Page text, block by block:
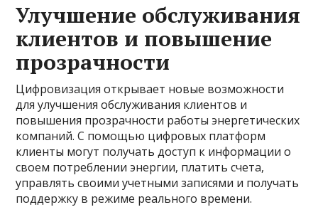
Улучшение обслуживания
клиентов и повышение
прозрачности
Цифровизация открывает новые возможности
для улучшения обслуживания клиентов и
повышения прозрачности работы энергетических
компаний. С помощью цифровых платформ
клиенты могут получать доступ к информации о
своем потреблении энергии, платить счета,
управлять своими учетными записями и получать
поддержку в режиме реального времени.